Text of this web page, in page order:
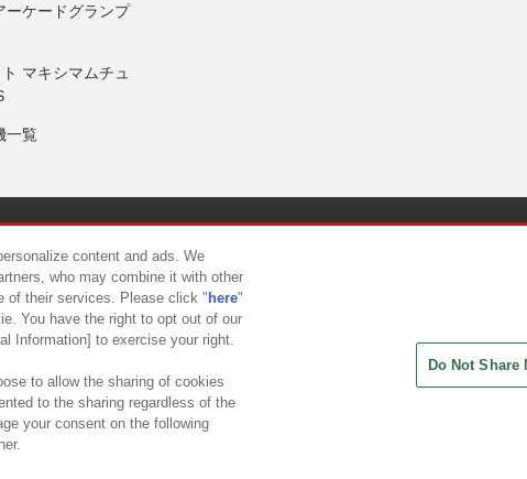
ーケードグランプ
マキシマムチュ
一覧
カスタマーハラスメント対応方針
content and ads. We
who may combine it with other
of their services. Please click " here"
You have the right to opt out of our
Information] to exercise your right.
to allow the sharing of cookies
to the sharing regardless of the
your consent on the following
Do Not